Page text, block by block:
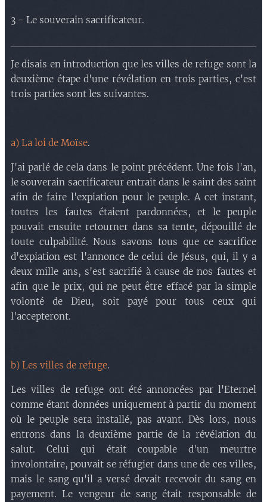
3 - Le souverain sacrificateur.
Je disais en introduction que les villes de refuge sont la
deuxième étape d'une révélation en trois parties, c'est
trois parties sont les suivantes.
a) La loi de Moïse.
J'ai parlé de cela dans le point précédent. Une fois l'an,
le souverain sacrificateur entrait dans le saint des saint
afin de faire l'expiation pour le peuple. A cet instant,
toutes les fautes étaient pardonnées, et le peuple
pouvait ensuite retourner dans sa tente, dépouillé de
toute culpabilité. Nous savons tous que ce sacrifice
d'expiation est l'annonce de celui de Jésus, qui, il y a
deux mille ans, s'est sacrifié à cause de nos fautes et
afin que le prix, qui ne peut être effacé par la simple
volonté de Dieu, soit payé pour tous ceux qui
l'accepteront.
b) Les villes de refuge.
Les villes de refuge ont été annoncées par l'Eternel
comme étant données uniquement à partir du moment
où le peuple sera installé, pas avant. Dès lors, nous
entrons dans la deuxième partie de la révélation du
salut. Celui qui était coupable d'un meurtre
involontaire, pouvait se réfugier dans une de ces villes,
mais le sang qu'il a versé devait recevoir du sang en
payement. Le vengeur de sang était responsable de